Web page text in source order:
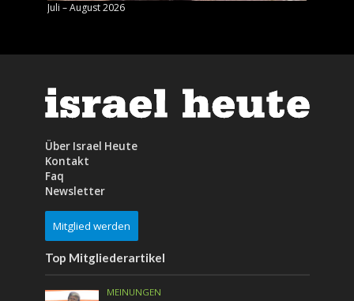
Juli – August 2026
Über Israel Heute
Kontakt
Faq
Newsletter
Mitglied werden
Top Mitgliederartikel
MEINUNGEN